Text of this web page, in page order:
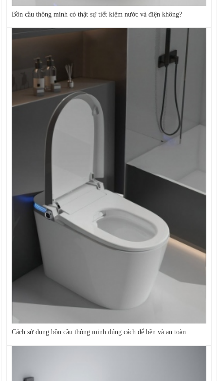
Bồn cầu thông minh có thật sự tiết kiệm nước và điện không?
Cách sử dụng bồn cầu thông minh đúng cách để bền và an toàn